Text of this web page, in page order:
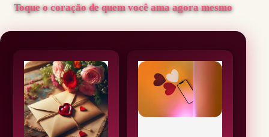
Toque o coração de quem você ama agora mesmo